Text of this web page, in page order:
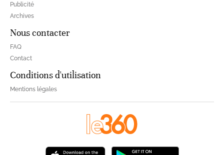
Publicité
Archives
Nous contacter
FAQ
Contact
Conditions d'utilisation
Mentions légales